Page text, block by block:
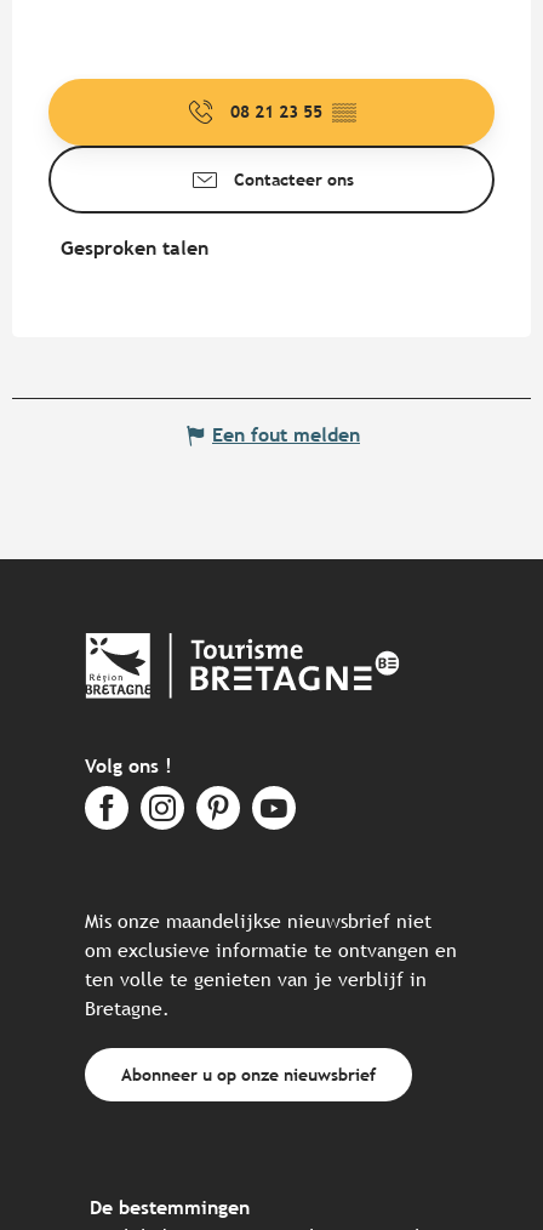
08 21 23 55 ▒▒
Contacteer ons
Gesproken talen
Gesproken talen
Een fout melden
Volg ons !
Mis onze maandelijkse nieuwsbrief niet
om exclusieve informatie te ontvangen en
ten volle te genieten van je verblijf in
Bretagne.
Abonneer u op onze nieuwsbrief
De bestemmingen